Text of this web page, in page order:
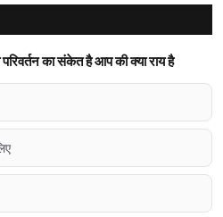
का संकेत है आप की क्या राय है